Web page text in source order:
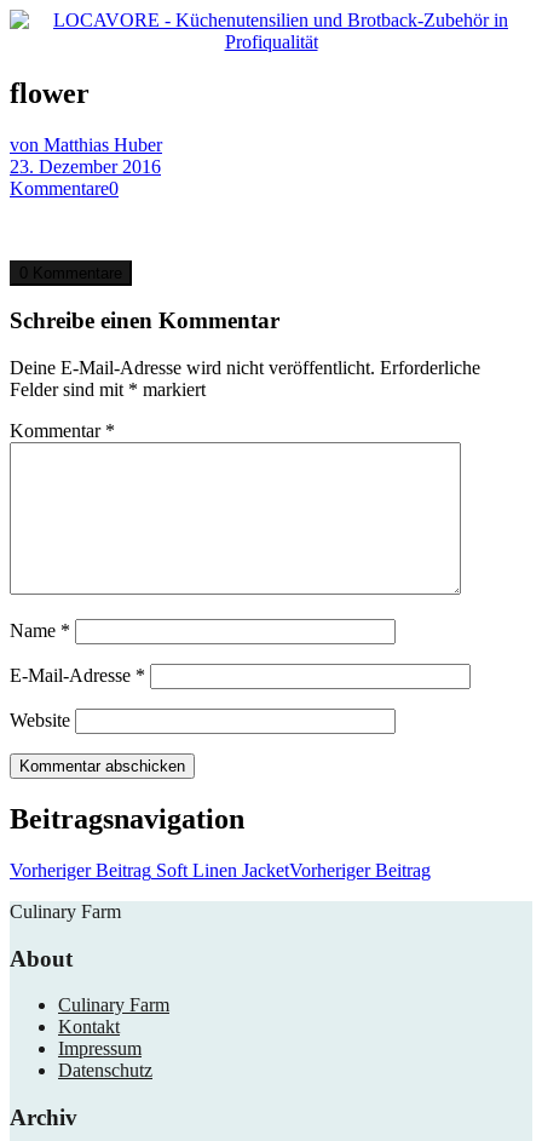
flower
von Matthias Huber
23. Dezember 2016
Kommentare0
0 Kommentare
Schreibe einen Kommentar
Deine E-Mail-Adresse wird nicht veröffentlicht. Erforderliche
Felder sind mit * markiert
Kommentar *
Name *
E-Mail-Adresse *
Website
Beitragsnavigation
Vorheriger Beitrag Soft Linen JacketVorheriger Beitrag
Culinary Farm
About
Culinary Farm
Kontakt
Impressum
Datenschutz
Archiv